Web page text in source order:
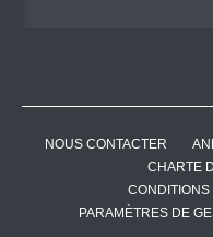
NOUS CONTACTER
CHARTE
PARAMÈTRES DE